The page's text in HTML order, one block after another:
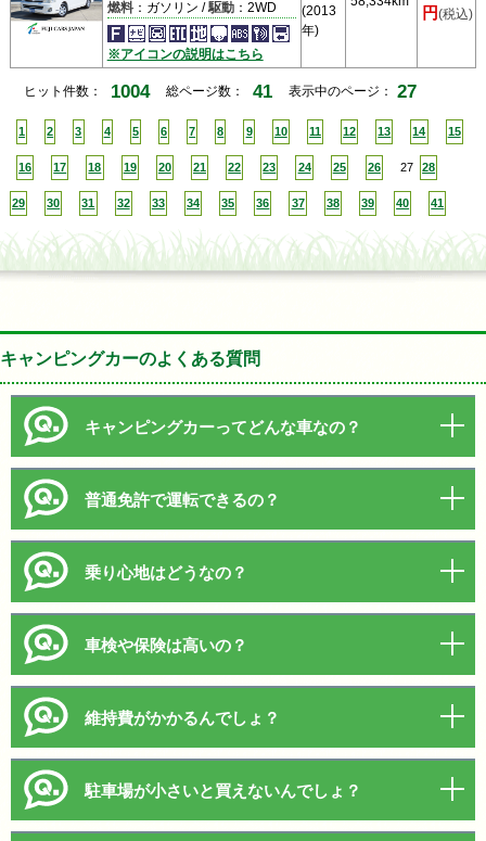
燃料：ガソリン /駆動：2WD
※アイコンの説明はこちら
(2013
年)
円(税込)
ヒット件数： 1004 総ページ数： 41 表示中のページ： 27
1 2 3 4 5 6 7 8 9 10 11 12 13 14 15
16 17 18 19 20 21 22 23 24 25 26 27 28
29 30 31 32 33 34 35 36 37 38 39 40 41
キャンピングカーのよくある質問
キャンピングカーってどんな車なの？
普通免許で運転できるの？
乗り心地はどうなの？
車検や保険は高いの？
維持費がかかるんでしょ？
駐車場が小さいと買えないんでしょ？